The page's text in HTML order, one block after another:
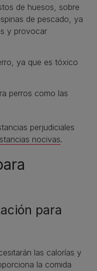
de huesos, sobre
de pescado, ya
y provocar
ya que es tóxico
perros como las
perjudiciales
nocivas.
para
las calorías y
la comida